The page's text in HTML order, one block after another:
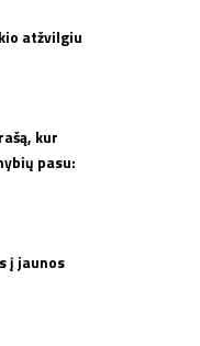
atžvilgiu
kur
pasu:
į jaunos